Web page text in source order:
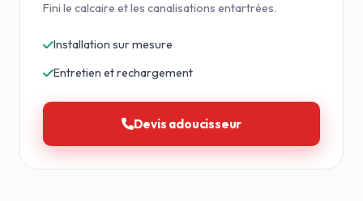
Fini le calcaire et les canalisations entartrées.
Installation sur mesure
Entretien et rechargement
Devis adoucisseur